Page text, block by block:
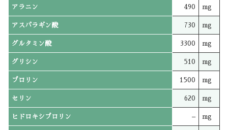
アラニン 490 mg
アスパラギン酸 730 mg
グルタミン酸 3300 mg
グリシン 510 mg
プロリン 1500 mg
セリン 620 mg
ヒドロキシプロリン – mg